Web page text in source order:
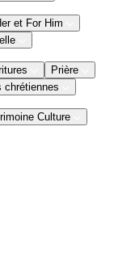
et For Him
Prière
chrétiennes
Culture